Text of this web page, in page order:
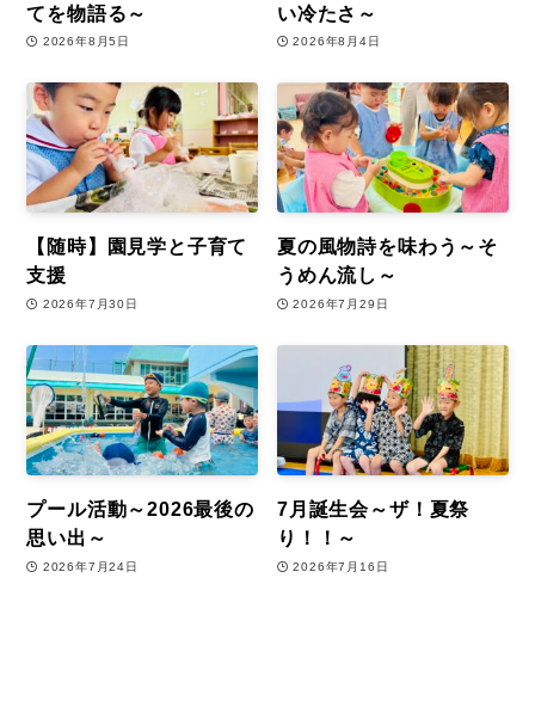
てを物語る～
2026年8月5日
い冷たさ～
2026年8月4日
【随時】園見学と子育て
支援
2026年7月30日
夏の風物詩を味わう～そ
うめん流し～
2026年7月29日
プール活動～2026最後の
思い出～
2026年7月24日
7月誕生会～ザ！夏祭
り！！～
2026年7月16日